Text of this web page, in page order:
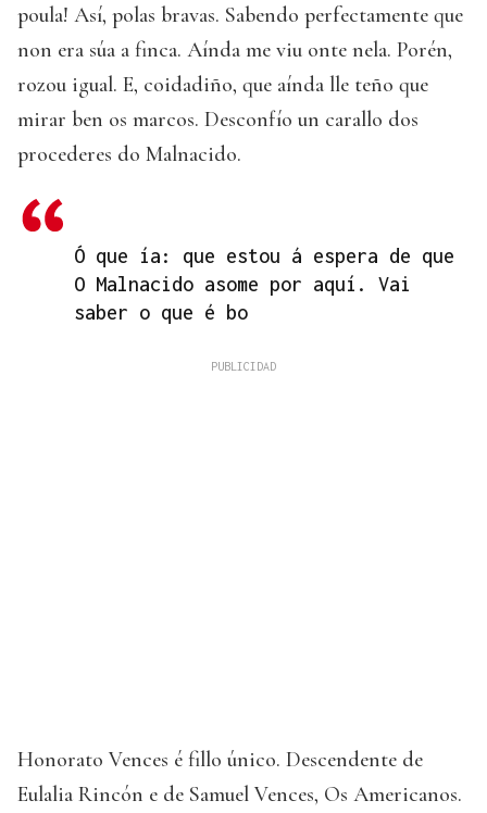
poula! Así, polas bravas. Sabendo perfectamente que
non era súa a finca. Aínda me viu onte nela. Porén,
rozou igual. E, coidadiño, que aínda lle teño que
mirar ben os marcos. Desconfío un carallo dos
procederes do Malnacido.
Ó que ía: que estou á espera de que
O Malnacido asome por aquí. Vai
saber o que é bo
Honorato Vences é fillo único. Descendente de
Eulalia Rincón e de Samuel Vences, Os Americanos.